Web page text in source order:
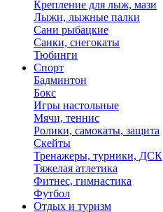
Крепление для лыж, мази
Лыжи, лыжные палки
Сани рыбацкие
Санки, снегокаты
Тюбинги
Спорт
Бадминтон
Бокс
Игры настольные
Мячи, теннис
Ролики, самокаты, защита
Скейты
Тренажеры, турники, ДСК
Тяжелая атлетика
Фитнес, гимнастика
Футбол
Отдых и туризм